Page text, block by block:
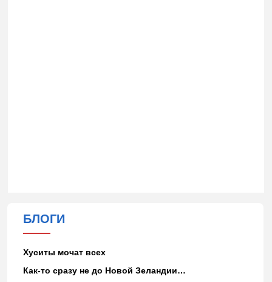
БЛОГИ
Хуситы мочат всех
Как-то сразу не до Новой Зеландии…